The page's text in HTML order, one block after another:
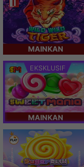
MAINKAN
EKSKLUSIF
MAINKAN